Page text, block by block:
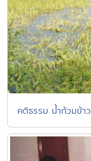
คติธรรม น้ำท้วมข้าว